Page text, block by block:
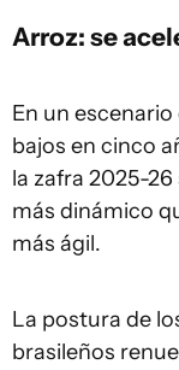
Arroz: se
En un
bajos en cinco
la zafra 2025-
más dinámico
más ágil.
La postura de
brasileños